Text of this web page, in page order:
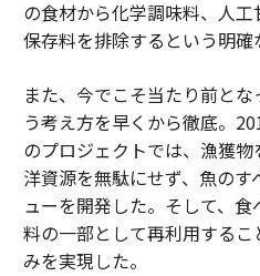
の食材から化学調味料、人
保存料を排除するという明確
また、今でこそ当たり前と
う考え方を早くから徹底。
のプロジェクトでは、漁獲
洋資源を無駄にせず、魚の
ューを開発した。そして、
料の一部として再利用する
みを実現した。